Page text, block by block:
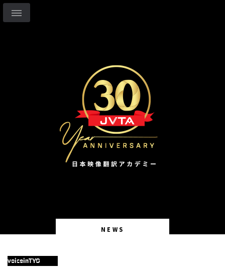
NEWS
voiceinTYO